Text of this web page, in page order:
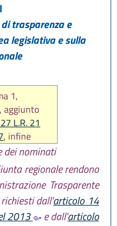
trasparenza e
legislativa e sulla
1,
aggiunto
L.R. 21
, infine
daart.
n. 15
dei nominati
regionale rendono
Trasparente
dall'articolo 14
2013
e dall'articolo